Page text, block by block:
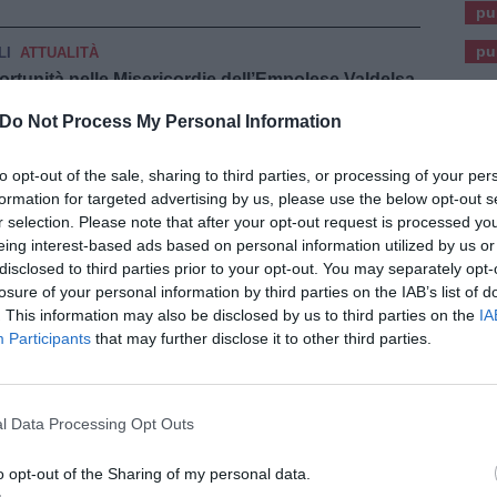
Do Not Process My Personal Information
opt-out of the sale, sharing to third parties, or processing of your
for targeted advertising by us, please use the below opt-out
selection. Please note that after your opt-out request is processed
interest-based ads based on personal information utilized by us
to third parties prior to your opt-out. You may separately
of your personal information by third parties on the IAB’s list of
This information may also be disclosed by us to third parties on the
Participants that may further disclose it to other third parties.
Data Processing Opt Outs
opt-out of the Sharing of my personal data.
ATTUALITÀ
nelle Misericordie dell’Empolese Valdelsa
per rilanciare le case popolari"
ATTUALITÀ
"Onoreremo i valori della lotta all'antisemitismo"
ATTUALITÀ
ospite al seminario degli psicologi toscani
e Commercio: "Gli aiuti sono rimasti solo sulla
ECONOMIA E LAVORO
e zone limitrofe? L'analisi dei dati Tecnocasa